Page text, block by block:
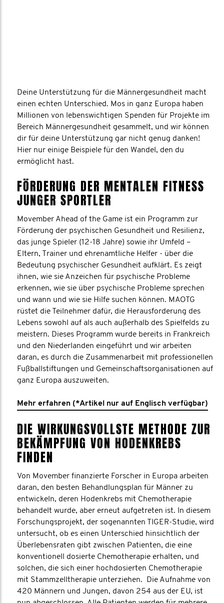
Deine Unterstützung für die Männergesundheit macht
einen echten Unterschied. Mos in ganz Europa haben
Millionen von lebenswichtigen Spenden für Projekte im
Bereich Männergesundheit gesammelt, und wir können
dir für deine Unterstützung gar nicht genug danken!
Hier nur einige Beispiele für den Wandel, den du
ermöglicht hast.
FÖRDERUNG DER MENTALEN FITNESS
JUNGER SPORTLER
Movember Ahead of the Game ist ein Programm zur
Förderung der psychischen Gesundheit und Resilienz,
das junge Spieler (12-18 Jahre) sowie ihr Umfeld –
Eltern, Trainer und ehrenamtliche Helfer - über die
Bedeutung psychischer Gesundheit aufklärt. Es zeigt
ihnen, wie sie Anzeichen für psychische Probleme
erkennen, wie sie über psychische Probleme sprechen
und wann und wie sie Hilfe suchen können. MAOTG
rüstet die Teilnehmer dafür, die Herausforderung des
Lebens sowohl auf als auch außerhalb des Spielfelds zu
meistern. Dieses Programm wurde bereits in Frankreich
und den Niederlanden eingeführt und wir arbeiten
daran, es durch die Zusammenarbeit mit professionellen
Fußballstiftungen und Gemeinschaftsorganisationen auf
ganz Europa auszuweiten.
Mehr erfahren (*Artikel nur auf Englisch verfügbar)
DIE WIRKUNGSVOLLSTE METHODE ZUR
BEKÄMPFUNG VON HODENKREBS
FINDEN
Von Movember finanzierte Forscher in Europa arbeiten
daran, den besten Behandlungsplan für Männer zu
entwickeln, deren Hodenkrebs mit Chemotherapie
behandelt wurde, aber erneut aufgetreten ist. In diesem
Forschungsprojekt, der sogenannten TIGER-Studie, wird
untersucht, ob es einen Unterschied hinsichtlich der
Überlebensraten gibt zwischen Patienten, die eine
konventionell dosierte Chemotherapie erhalten, und
solchen, die sich einer hochdosierten Chemotherapie
mit Stammzelltherapie unterziehen. Die Aufnahme von
420 Männern und Jungen, davon 254 aus der EU, ist